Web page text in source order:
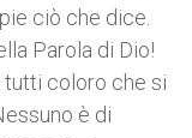
ciò che dice.
Parola di Dio!
tutti coloro che si
è di